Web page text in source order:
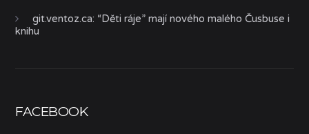
git.ventoz.ca: “Děti ráje” mají nového malého Čusbuse i
knihu
FACEBOOK